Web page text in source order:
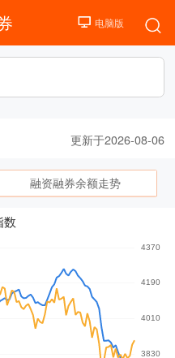
更新于2026-08-06
融资融券余额走势
数